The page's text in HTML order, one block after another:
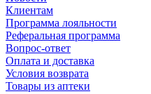
Клиентам
Программа лояльности
Реферальная программа
Вопрос-ответ
Оплата и доставка
Условия возврата
Товары из аптеки